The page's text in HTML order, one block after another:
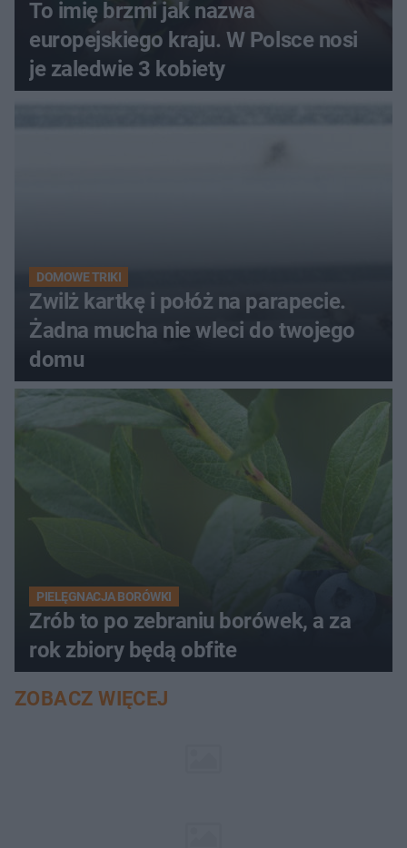
To imię brzmi jak nazwa
europejskiego kraju. W Polsce nosi
je zaledwie 3 kobiety
DOMOWE TRIKI
Zwilż kartkę i połóż na parapecie.
Żadna mucha nie wleci do twojego
domu
PIELĘGNACJA BORÓWKI
Zrób to po zebraniu borówek, a za
rok zbiory będą obfite
ZOBACZ WIĘCEJ